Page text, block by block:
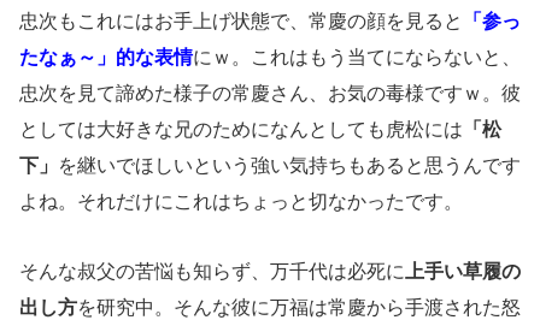
忠次もこれにはお手上げ状態で、常慶の顔を見ると
「参っ
たなぁ～」的な表情にｗ。これはもう当てにならないと、
忠次を見て諦めた様子の常慶さん、お気の毒様ですｗ。彼
としては大好きな兄のためになんとしても虎松には 「松
下」
を継いでほしいという強い気持ちもあると思うんです
よね。それだけにこれはちょっと切なかったです。
そんな叔父の苦悩も知らず、万千代は必死に上手い草履の
出し方を研究中。そんな彼に万福は常慶から手渡された怒